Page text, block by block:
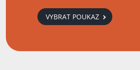
VYBRAT POUKAZ